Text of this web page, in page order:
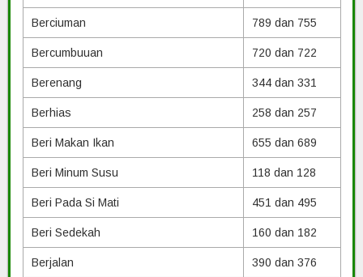
Berciuman 789 dan 755
Bercumbuuan 720 dan 722
Berenang 344 dan 331
Berhias 258 dan 257
Beri Makan Ikan 655 dan 689
Beri Minum Susu 118 dan 128
Beri Pada Si Mati 451 dan 495
Beri Sedekah 160 dan 182
Berjalan 390 dan 376